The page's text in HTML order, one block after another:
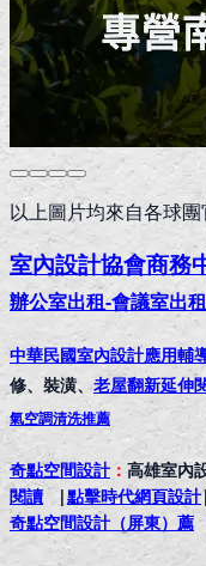
以上圖片均來自各球
室內設計協會商務
辦公室出租-會議室出
中華民國室內設計應用輔
修、裝潢、老屋翻新延伸
氣空調清洗推薦
奇點空間設計： 高雄室內
閱讀 |點擊時代網頁設計
奇點空間設計（屏東） 薦